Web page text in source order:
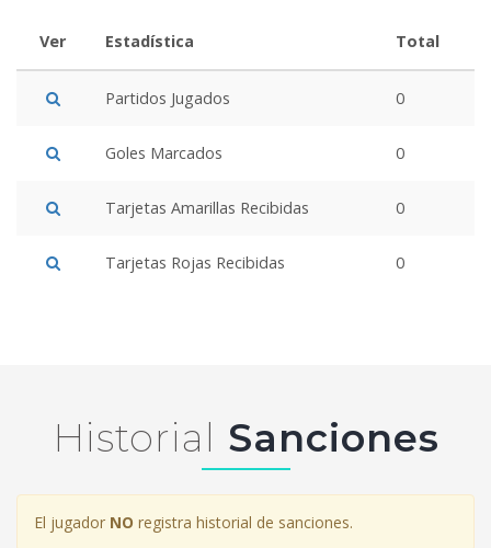
Ver Estadística Total
Partidos Jugados 0
Goles Marcados 0
Tarjetas Amarillas Recibidas 0
Tarjetas Rojas Recibidas 0
Historial Sanciones
El jugador NO registra historial de sanciones.